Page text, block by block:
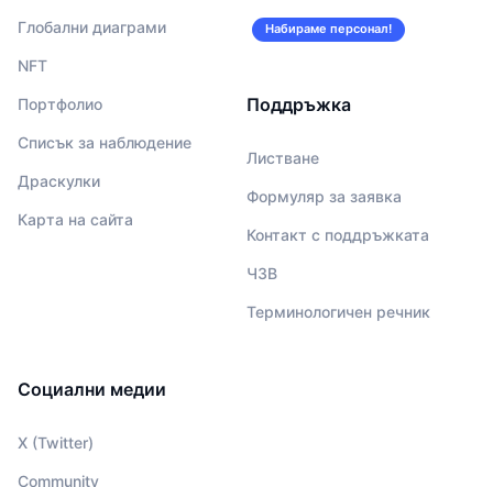
Глобални диаграми
NFT
Портфолио
Списък за наблюдение
Драскулки
Карта на сайта
Набираме персонал!
Поддръжка
Листване
Формуляр за заявка
Контакт с поддръжката
ЧЗВ
Терминологичен речник
Социални медии
X (Twitter)
Community